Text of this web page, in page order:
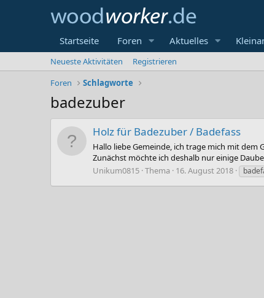
Startseite Foren Aktuelles
Neueste Aktivitäten
Registrieren
Foren
Schlagworte
badezuber
Holz für Badezuber / Badefass
Hallo liebe Gemeinde, ich trage mich mit dem
Zunächst möchte ich deshalb nur einige
Unikum0815 Thema 16. August 2018